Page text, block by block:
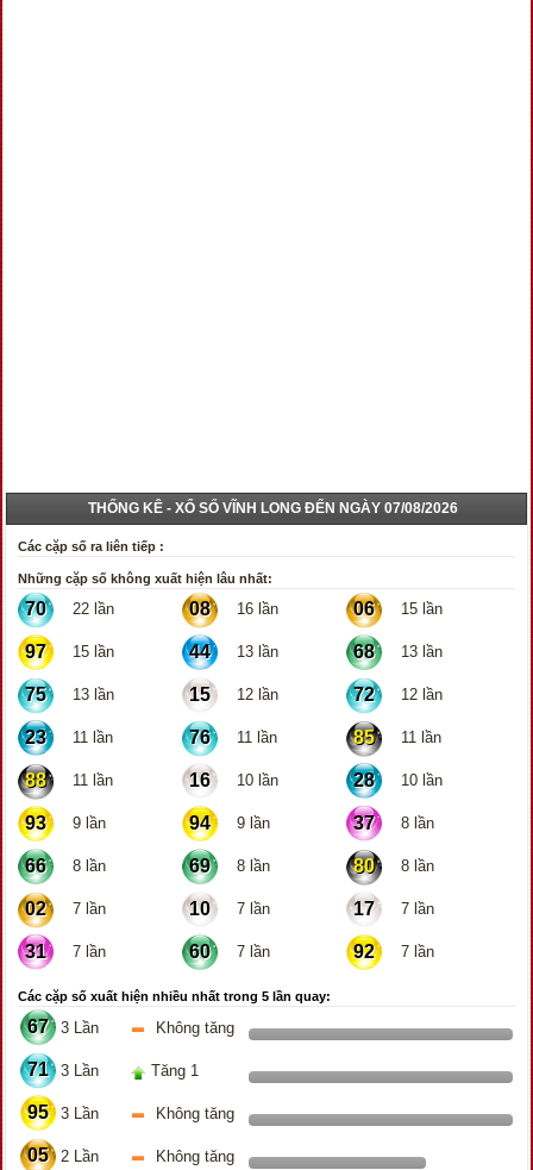
THỐNG KÊ - XỔ SỐ VĨNH LONG ĐẾN NGÀY 07/08/2026
Các cặp số ra liên tiếp :
Những cặp số không xuất hiện lâu nhất:
70 22 lần 08 16 lần 06 15 lần
97 15 lần 44 13 lần 68 13 lần
75 13 lần 15 12 lần 72 12 lần
23 11 lần 76 11 lần 85 11 lần
88 11 lần 16 10 lần 28 10 lần
93 9 lần 94 9 lần 37 8 lần
66 8 lần 69 8 lần 80 8 lần
02 7 lần 10 7 lần 17 7 lần
31 7 lần 60 7 lần 92 7 lần
Các cặp số xuất hiện nhiều nhất trong 5 lần quay:
67 3 Lần Không tăng
71 3 Lần Tăng 1
95 3 Lần Không tăng
05 2 Lần Không tăng